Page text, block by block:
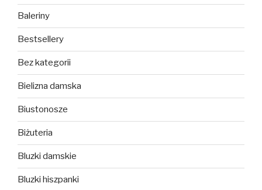
Baleriny
Bestsellery
Bez kategorii
Bielizna damska
Biustonosze
Biżuteria
Bluzki damskie
Bluzki hiszpanki